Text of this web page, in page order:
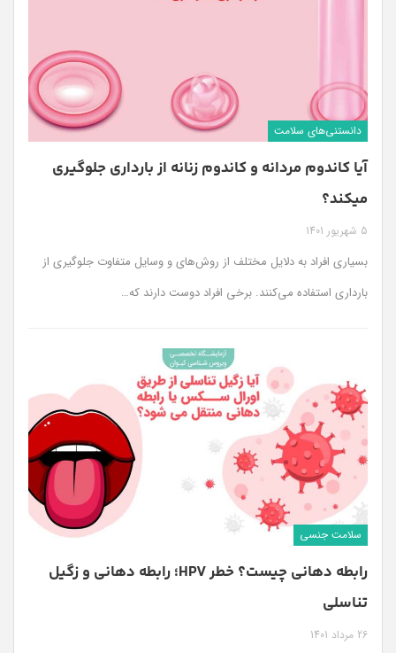
دانستنی‌های سلامت
آیا کاندوم مردانه و کاندوم زنانه از بارداری جلوگیری
میکند؟
5 شهریور 1401
بسیاری افراد به دلایل مختلف از روش‌های و وسایل متفاوت جلوگیری از
بارداری استفاده می‌کنند. برخی افراد دوست دارند که…
سلامت جنسی
رابطه دهانی چیست؟ خطر HPV؛ رابطه دهانی و زگیل
تناسلی
26 مرداد 1401